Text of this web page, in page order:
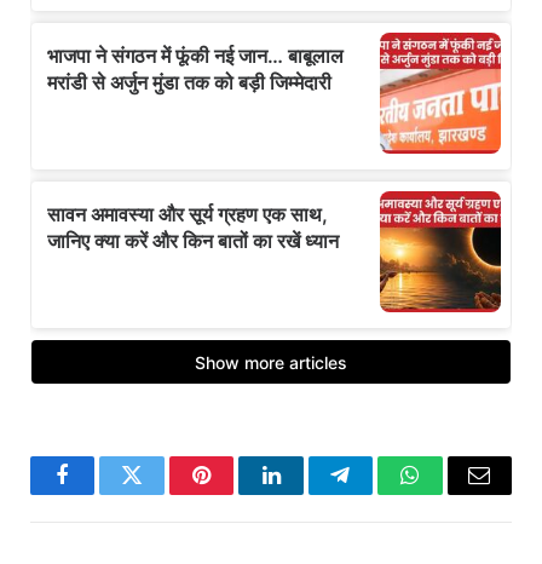
FacebookTwitter PinterestLinkedInTelegramWhatsApp
Email